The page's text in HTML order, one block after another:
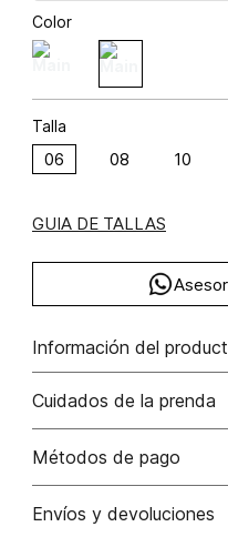
Color
Talla
06 08 10
GUIA DE TALLAS
Información del
M33-jacquard logomania
22% 75.00% viscosa/
poliamida/polyamide3.00%
Cuidados de la prenda
Lavar a mano por
Métodos de pago
Tarjetas de crédito: Visa,
Envíos y devoluciones